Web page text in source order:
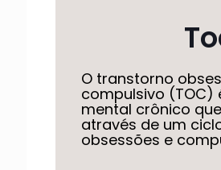
O transtorno
compulsivo (TOC)
mental crônico
através de um
obsessões e